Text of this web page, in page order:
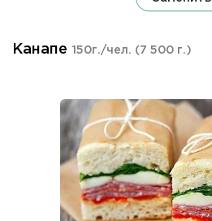
Канапе 150г./чел. (7 500 г.)